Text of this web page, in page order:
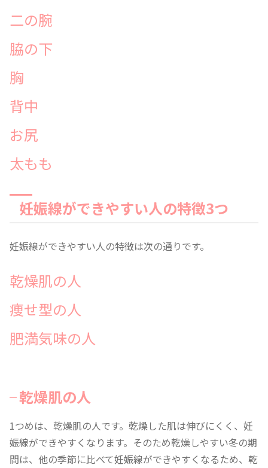
二の腕
脇の下
胸
背中
お尻
太もも
妊娠線ができやすい人の特徴3つ
妊娠線ができやすい人の特徴は次の通りです。
乾燥肌の人
痩せ型の人
肥満気味の人
乾燥肌の人
1つめは、乾燥肌の人です。乾燥した肌は伸びにくく、妊
娠線ができやすくなります。そのため乾燥しやすい冬の期
間は、他の季節に比べて妊娠線ができやすくなるため、乾